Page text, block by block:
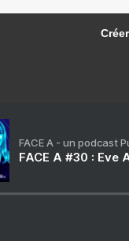
FACE A - un podcast
FACE A #30 :